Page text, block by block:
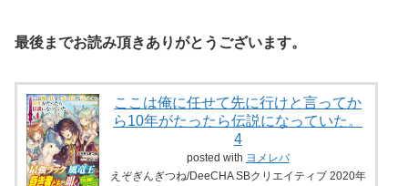
最後までお読み頂きありがとうございます。
ここは俺に任せて先に行けと言ってか
ら10年がたったら伝説になっていた。
4
posted with ヨメレバ
えぞぎんぎつね/DeeCHA SBクリエイティブ 2020年